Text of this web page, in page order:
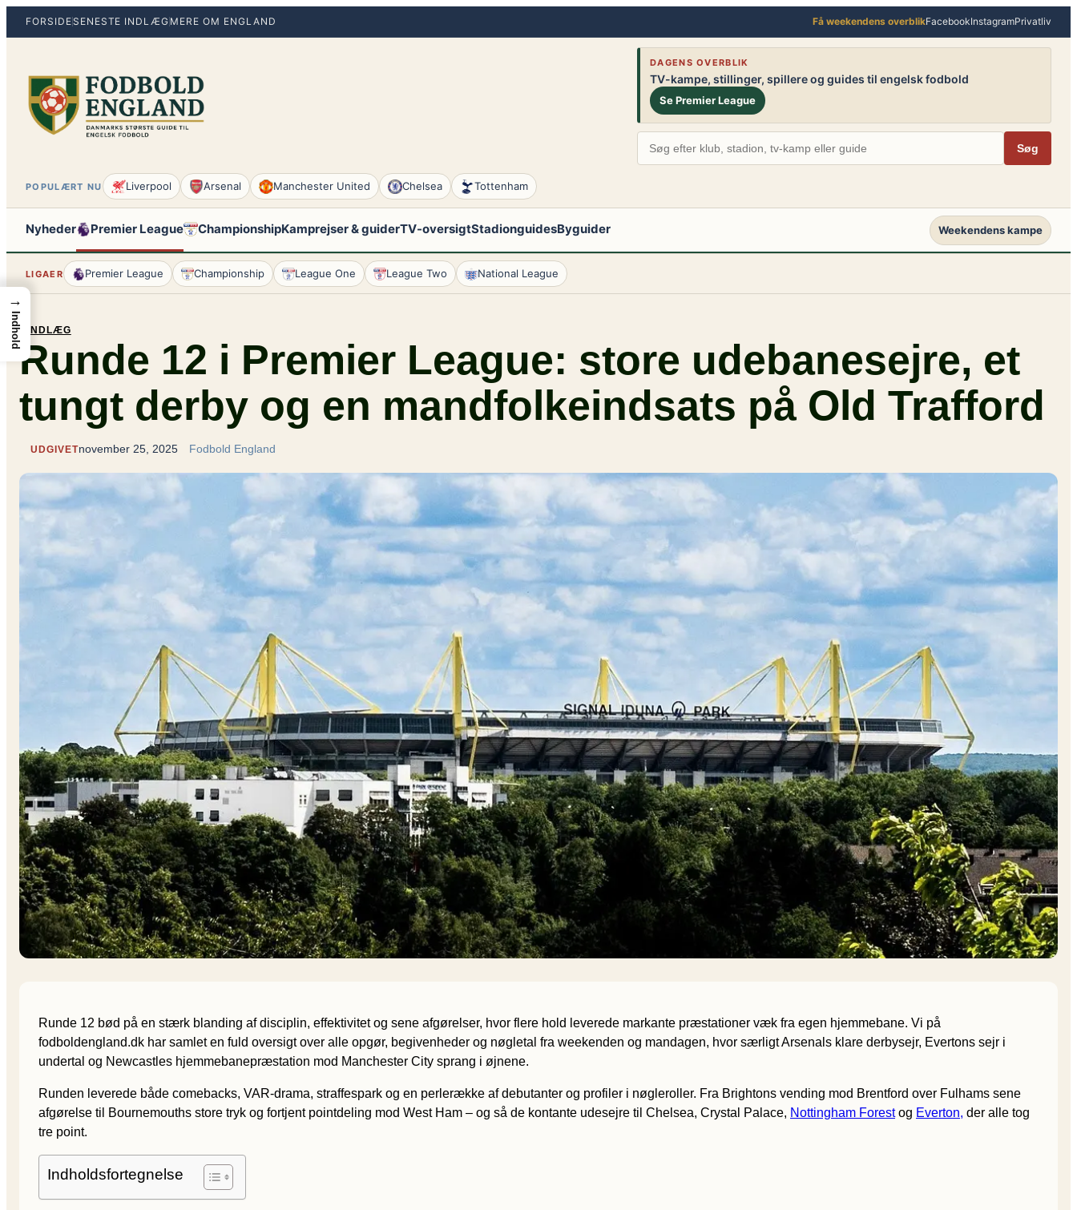
SpringFORSIDESENESTE INDLÆG MERE OM ENGLAND Få weekendens overblikFacebookInstagramPrivatliv
DAGENS OVERBLIK
TV-kampe, stillinger, spillere og guides til engelsk fodbold
Se Premier League
Søg
POPULÆRT NU Liverpool Arsenal Manchester United Chelsea Tottenham
Nyheder Premier League ChampionshipKamprejser & guiderTV-oversigtStadionguidesByguider Weekendens kampe
LIGAER Premier League Championship League One League Two National League
INDLÆG
Runde 12 i Premier League: store udebanesejre, et
tungt derby og en mandfolkeindsats på Old Trafford
UDGIVETnovember 25, 2025 Fodbold England
Runde 12 bød på en stærk blanding af disciplin, effektivitet og sene afgørelser, hvor flere hold leverede markante præstationer væk fra egen hjemmebane. Vi på
fodboldengland.dk har samlet en fuld oversigt over alle opgør, begivenheder og nøgletal fra weekenden og mandagen, hvor særligt Arsenals klare derbysejr, Evertons sejr i
undertal og Newcastles hjemmebanepræstation mod Manchester City sprang i øjnene.
Runden leverede både comebacks, VAR-drama, straffespark og en perlerække af debutanter og profiler i nøgleroller. Fra Brightons vending mod Brentford over Fulhams sene
afgørelse til Bournemouths store tryk og fortjent pointdeling mod West Ham – og så de kontante udesejre til Chelsea, Crystal Palace, Nottingham Forestog Everton, der alle tog
tre point.
Indholdsfortegnelse
→
Indhold